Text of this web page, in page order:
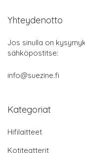
Yhteydenotto
Jos sinulla on
sähköpostitse:
info@suezine.fi
Kategoriat
Hifilaitteet
Kotiteatterit